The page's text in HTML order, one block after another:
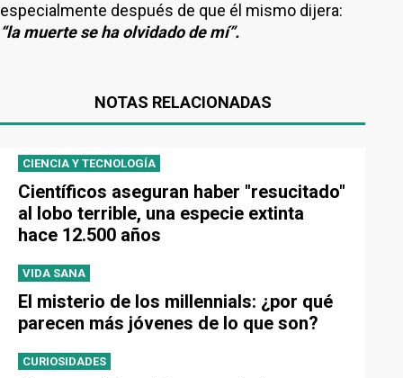
especialmente después de que él mismo dijera:
“la muerte se ha olvidado de mí”.
NOTAS RELACIONADAS
CIENCIA Y TECNOLOGÍA
Científicos aseguran haber "resucitado"
al lobo terrible, una especie extinta
hace 12.500 años
VIDA SANA
El misterio de los millennials: ¿por qué
parecen más jóvenes de lo que son?
CURIOSIDADES